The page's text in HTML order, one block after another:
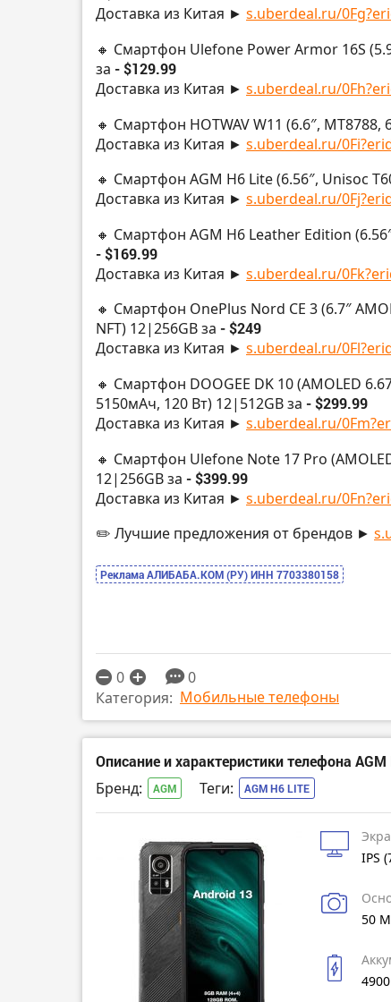
Доставка из Китая ► s.uberdeal.ru/
🔸 Смартфон Ulefone Power Armor 16S
за - $129.99
Доставка из Китая ► s.uberdeal.ru/
🔸 Смартфон HOTWAV W11 (6.6″,
Доставка из Китая ► s.uberdeal.ru/
🔸 Смартфон AGM H6 Lite (6.56″, Unisoc
Доставка из Китая ► s.uberdeal.ru/
🔸 Смартфон AGM H6 Leather Edition
- $169.99
Доставка из Китая ► s.uberdeal.ru/
🔸 Смартфон OnePlus Nord CE 3 (6.7″
NFT) 12|256GB за - $249
Доставка из Китая ► s.uberdeal.ru/
🔸 Смартфон DOOGEE DK 10 (AMOLED
5150мАч, 120 Вт) 12|512GB за - $299.99
Доставка из Китая ► s.uberdeal.ru/
🔸 Смартфон Ulefone Note 17 Pro
12|256GB за - $399.99
Доставка из Китая ► s.uberdeal.ru/
✏️ Лучшие предложения от брендов ►
Реклама АЛИБАБА.КОМ (РУ) ИНН 7703380158
0
0
Категория: Мобильные телефоны
Описание и характеристики телефона
Бренд: AGM Теги: AGM H6 LITE
IPS
50